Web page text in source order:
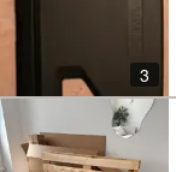
3